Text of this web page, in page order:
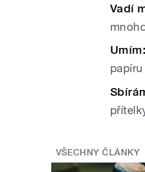
Vadí
Umím:
VŠECHNY ČLÁNKY